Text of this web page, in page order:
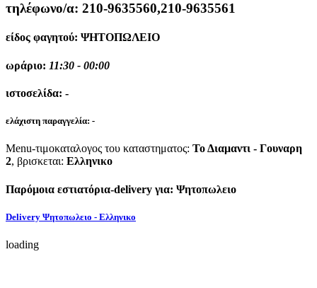
τηλέφωνο/α: 210-9635560,210-9635561
είδος φαγητού: ΨΗΤΟΠΩΛΕΙΟ
ωράριο: 11:30 - 00:00
ιστοσελίδα: -
ελάχιστη παραγγελία: -
Menu-τιμοκαταλογος του καταστηματος: Το Διαμαντι - Γουναρη
2, βρισκεται: Ελληνικο
Παρόμοια εστιατόρια-delivery για: Ψητοπωλειο
Delivery Ψητοπωλειο - Ελληνικο
loading